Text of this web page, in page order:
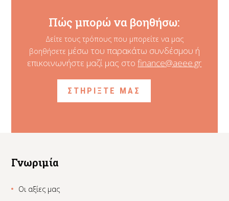
Πώς μπορώ να βοηθήσω:
Δείτε τους τρόπους που μπορείτε να μας
βοηθήσετε μέσω του παρακάτω συνδέσμου ή
επικοινωνήστε μαζί μας στοfinance@aeee.gr
ΣΤΗΡΙΞΤΕ ΜΑΣ
Γνωριμία
Οι αξίες μας